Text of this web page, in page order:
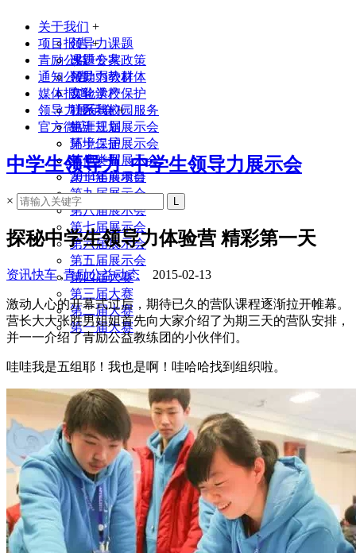
关于我们 +
领导力课题
课题专家
领导力教材
实验学校
联系我们
项目报告 +
改进公共政策
帮助弱势群体
文化遗产保护
社区与校园服务
生涯规划
环境保护
其他类型
2014年前项目
青励公益
通知公告
媒体报道
领导力展示会 +
第十三届展示会
第十二届展示会
第十一届展示会
第十届展示会
第九届展示会
第八届展示会
第七届展示会
第六届展示会
第五届展示会
第四届大赛
第三届大赛
第二届大赛
第一届大赛
官方微店
中学生领导力_中学生领导力展示会
×
探秘中学生领导力体验营 精彩第一天
资讯快车,青励公益动态 2015-02-13
激动人心的开幕式过后，期待已久的营队课程逐渐拉开帷幕。
营长大大张胜男姐姐首先向大家介绍了为期三天的营队安排，
并一一介绍了青励公益教练团的小伙伴们。
哇哇我是五组耶！我也是啊！哇哈哈找到组织啦。